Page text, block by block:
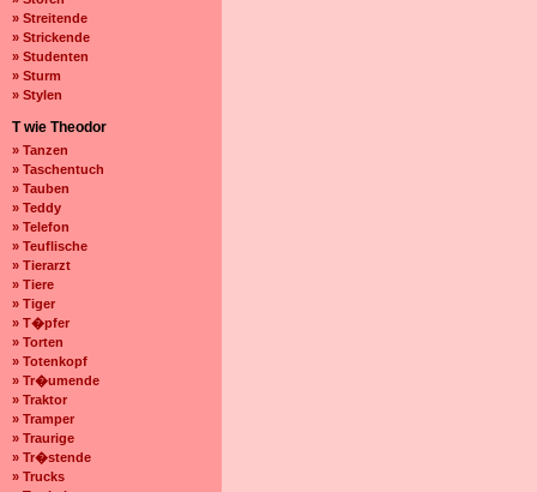
» Streitende
» Strickende
» Studenten
» Sturm
» Stylen
T wie Theodor
» Tanzen
» Taschentuch
» Tauben
» Teddy
» Telefon
» Teuflische
» Tierarzt
» Tiere
» Tiger
» T�pfer
» Torten
» Totenkopf
» Tr�umende
» Traktor
» Tramper
» Traurige
» Tr�stende
» Trucks